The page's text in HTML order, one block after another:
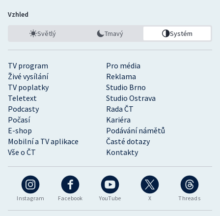
Instagram Facebook YouTube X Threads
TV program
Pro média
Živé vysílání
Reklama
TV poplatky
Studio Brno
Teletext
Studio Ostrava
Podcasty
Rada ČT
Počasí
Kariéra
E-shop
Podávání námětů
Mobilní a TV aplikace
Časté dotazy
Vše o ČT
Kontakty
Vzhled
Světlý Tmavý Systém